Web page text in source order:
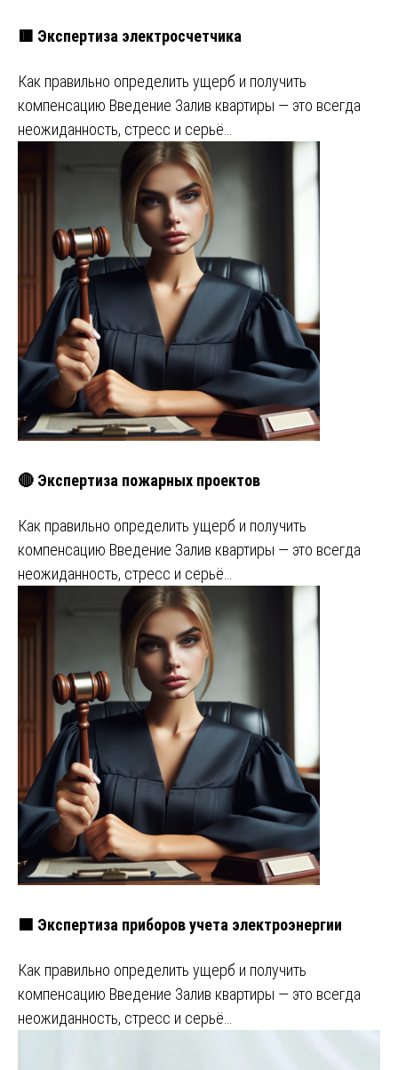
🟥 Экспертиза электросчетчика
Как правильно определить ущерб и получить
компенсацию Введение Залив квартиры — это всегда
неожиданность, стресс и серьё…
🔴 Экспертиза пожарных проектов
Как правильно определить ущерб и получить
компенсацию Введение Залив квартиры — это всегда
неожиданность, стресс и серьё…
🟩 Экспертиза приборов учета электроэнергии
Как правильно определить ущерб и получить
компенсацию Введение Залив квартиры — это всегда
неожиданность, стресс и серьё…